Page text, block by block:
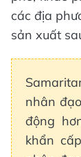
các địa
sản xuất
nhân
động
khẩn